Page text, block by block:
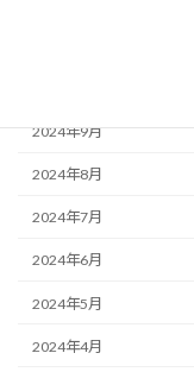
2024年9月
2024年8月
2024年7月
2024年6月
2024年5月
2024年4月